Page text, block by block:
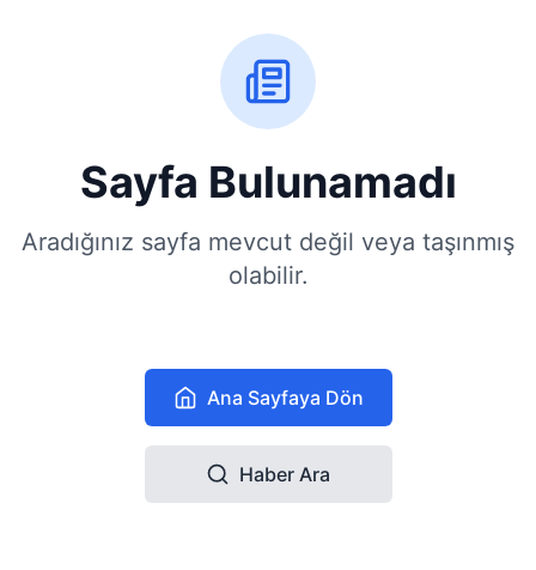
Sayfa Bulunamadı
Aradığınız sayfa mevcut değil veya taşınmış
olabilir.
Ana Sayfaya Dön
Haber Ara